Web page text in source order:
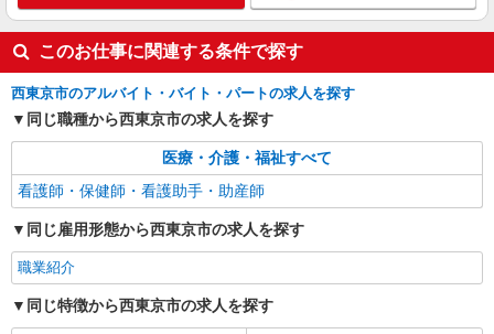
このお仕事に関連する条件で探す
西東京市のアルバイト・バイト・パートの求人を探す
同じ職種から西東京市の求人を探す
医療・介護・福祉すべて
看護師・保健師・看護助手・助産師
同じ雇用形態から西東京市の求人を探す
職業紹介
同じ特徴から西東京市の求人を探す